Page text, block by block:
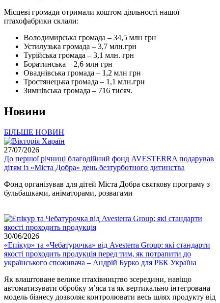
Місцеві громади отримали коштом діяльності нашої
птахофабрики склали:
Володимирська громада – 34,5 млн грн
Устилузька громада – 3,7 млн.грн
Турійська громада – 3,1 млн. грн
Боратинська – 2,6 млн грн
Оваднівська громада – 1,2 млн грн
Тростянецька громада – 1,1 млн.грн
Зимнівська громада – 716 тисяч.
Новини
БІЛЬШЕ НОВИН
27/07/2026
До першої річниці благодійний фонд AVESTERRA подарував
дітям із «Міста Добра» день безтурботного дитинства
Фонд організував для дітей Міста Добра святкову програму з
бульбашками, аніматорами, розвагами
30/06/2026
«Епікур» та «Чебатурочка» від Avesterra Group: які стандарти
якості проходить продукція перед тим, як потрапити до
українського споживача – Андрій Бурко для РБК Україна
Як влаштоване велике птахівництво зсередини, навіщо
автоматизувати обробку м’яса та як вертикально інтегрована
модель бізнесу дозволяє контролювати весь шлях продукту від